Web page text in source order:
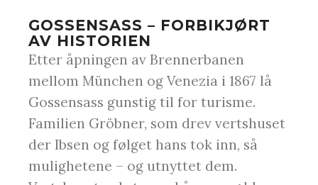
GOSSENSASS – FORBIKJØRT
AV HISTORIEN
Etter åpningen av Brennerbanen
mellom München og Venezia i 1867 lå
Gossensass gunstig til for turisme.
Familien Gröbner, som drev vertshuset
der Ibsen og følget hans tok inn, så
mulighetene – og utnyttet dem.